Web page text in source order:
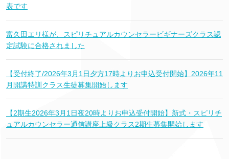
表です
富久田エリ様が、スピリチュアルカウンセラービギナーズクラス認
定試験に合格されました
【受付終了/2026年3月1日夕方17時よりお申込受付開始】2026年11
月開講特訓クラス生徒募集開始します
【2期生2026年3月1日夜20時よりお申込受付開始】新式・スピリチ
ュアルカウンセラー通信講座上級クラス2期生募集開始します